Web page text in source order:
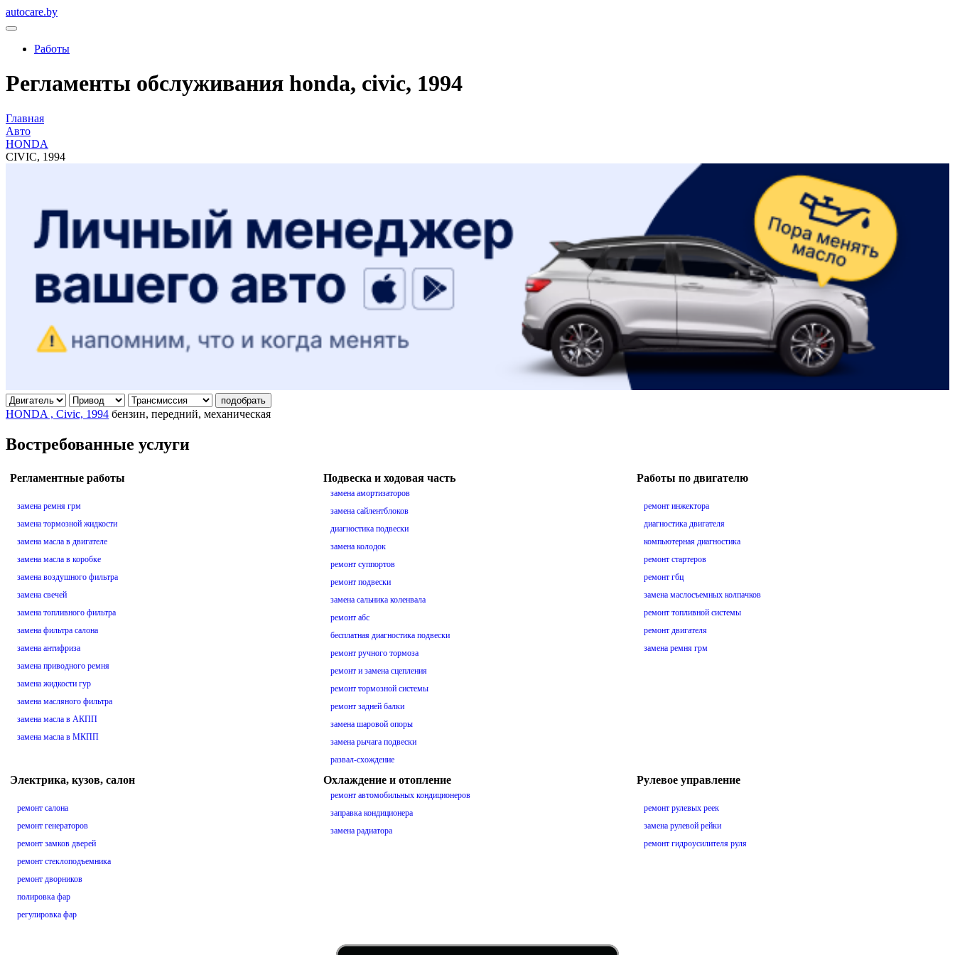
autocare.by
Работы
Регламенты обслуживания honda, civic, 1994
Главная
Авто
HONDA
CIVIC, 1994
подобрать
HONDA , Civic, 1994 бензин, передний, механическая
Востребованные услуги
Регламентные работы
замена ремня грм
замена тормозной жидкости
замена масла в двигателе
замена масла в коробке
замена воздушного фильтра
замена свечей
замена топливного фильтра
замена фильтра салона
замена антифриза
замена приводного ремня
замена жидкости гур
замена масляного фильтра
замена масла в АКПП
замена масла в МКПП
Подвеска и ходовая часть
замена амортизаторов
замена сайлентблоков
диагностика подвески
замена колодок
ремонт суппортов
ремонт подвески
замена сальника коленвала
ремонт абс
бесплатная диагностика подвески
ремонт ручного тормоза
ремонт и замена сцепления
ремонт тормозной системы
ремонт задней балки
замена шаровой опоры
замена рычага подвески
развал-схождение
Работы по двигателю
ремонт инжектора
диагностика двигателя
компьютерная диагностика
ремонт стартеров
ремонт гбц
замена маслосъемных колпачков
ремонт топливной системы
ремонт двигателя
замена ремня грм
Электрика, кузов, салон
ремонт салона
ремонт генераторов
ремонт замков дверей
ремонт стеклоподъемника
ремонт дворников
полировка фар
регулировка фар
Охлаждение и отопление
ремонт автомобильных кондиционеров
заправка кондиционера
замена радиатора
Рулевое управление
ремонт рулевых реек
замена рулевой рейки
ремонт гидроусилителя руля